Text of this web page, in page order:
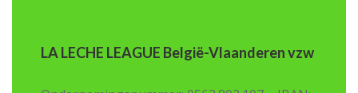
LA LECHE LEAGUE België-Vlaanderen vzw